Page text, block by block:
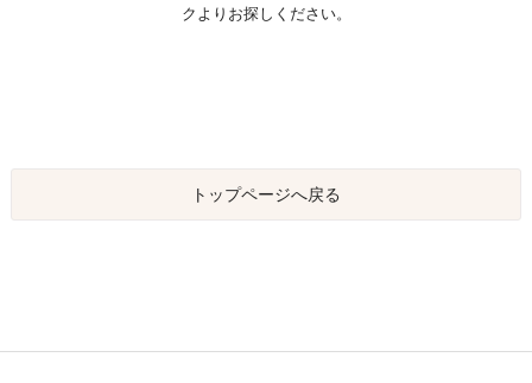
クよりお探しください。
トップページへ戻る